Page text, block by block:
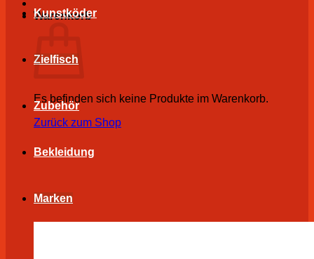
Warenkorb
Es befinden sich keine Produkte im Warenkorb.
Zurück zum Shop
Kunstköder
Zielfisch
Zubehör
Bekleidung
Marken